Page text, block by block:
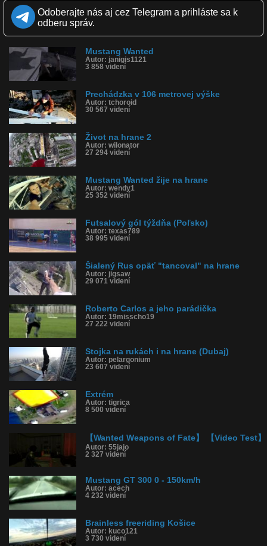
Zverejnené: 28.7.2014 17:11
Páči sa: 38% (8 hlasov)
Obľúbené: 2
Komentárov: 2
Kategória: športy
Tagy: mustang wanted, parádička, výška, adrenalín
História sledovanosti videa:
Odoberajte nás aj cez Telegram a prihláste sa k
odberu správ.
Mustang Wanted
Autor: janigis1121
3 858 videní
Prechádzka v 106 metrovej výške
Autor: tchoroid
30 567 videní
Život na hrane 2
Autor: wilonator
27 294 videní
Mustang Wanted žije na hrane
Autor: wendy1
25 352 videní
Futsalový gól týždňa (Poľsko)
Autor: texas789
38 995 videní
Šialený Rus opäť "tancoval" na hrane
Autor: jigsaw
29 071 videní
Roberto Carlos a jeho parádička
Autor: 19misscho19
27 222 videní
Stojka na rukách i na hrane (Dubaj)
Autor: pelargonium
23 607 videní
Extrém
Autor: tigrica
8 500 videní
【Wanted Weapons of Fate】 【Video Test】
Autor: 55jajo
2 327 videní
Mustang GT 300 0 - 150km/h
Autor: acech
4 232 videní
Brainless freeriding Košice
Autor: kuco121
3 730 videní